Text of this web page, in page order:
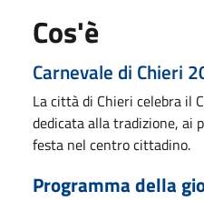
Cos'è
Carnevale di Chieri
La città di Chieri celebra il
dedicata alla tradizione, ai
festa nel centro cittadino.
Programma della